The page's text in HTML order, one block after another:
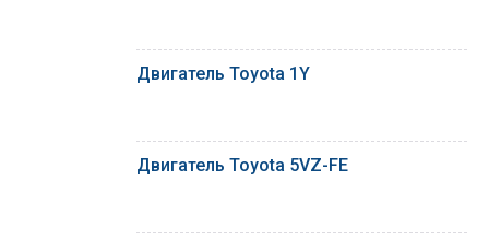
Двигатель Toyota 1Y
Двигатель Toyota 5VZ-FE